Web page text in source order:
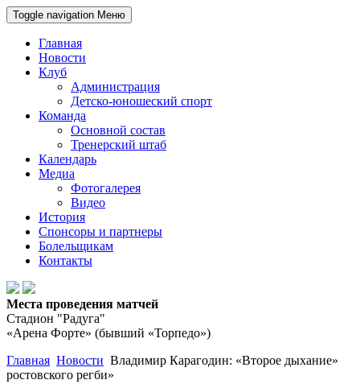
Toggle navigation Меню
Главная
Новости
Клуб
Администрация
Детско-юношеский спорт
Команда
Основной состав
Тренерский штаб
Календарь
Медиа
Фотогалерея
Видео
История
Спонсоры и партнеры
Болельщикам
Контакты
Места проведения матчей
Стадион "Радуга"
«Арена Форте» (бывший «Торпедо»)
Главная Новости Владимир Карагодин: «Второе дыхание»
ростовского регби»